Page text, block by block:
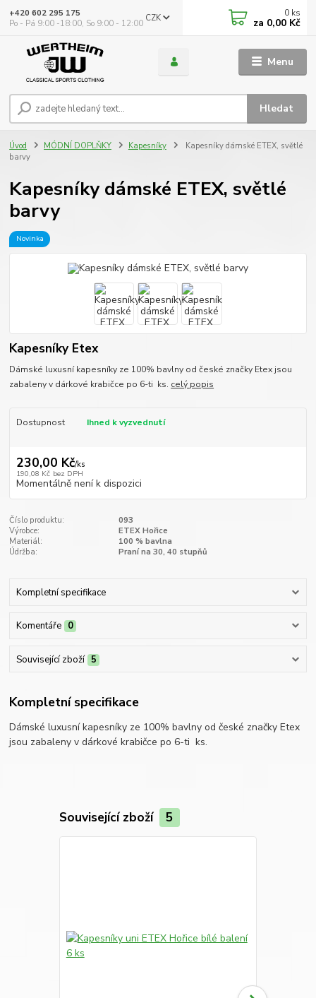
Menu
CZK
Hledat
+420 602 295 175
Po - Pá 9:00 -18:00, So 9:00 - 12:00
0 ks
za 0,00 Kč
Úvod MÓDNÍ DOPLŇKY Kapesníky
Kapesníky dámské ETEX, světlé
barvy
Kapesníky dámské ETEX, světlé
barvy
Novinka
Kapesníky Etex
Dámské luxusní kapesníky ze 100% bavlny od české značky Etex jsou
zabaleny v dárkové krabičce po 6-ti ks. celý popis
Dostupnost Ihned k vyzvednutí
230,00 Kč/ks
190,08 Kč bez DPH
Momentálně není k dispozici
Číslo produktu:
093
Výrobce:
ETEX Hořice
Materiál:
100 % bavlna
Údržba:
Praní na 30, 40 stupňů
Kompletní specifikace
Komentáře 0
Související zboží 5
Kompletní specifikace
Dámské luxusní kapesníky ze 100% bavlny od české značky Etex
jsou zabaleny v dárkové krabičce po 6-ti ks.
Související zboží 5